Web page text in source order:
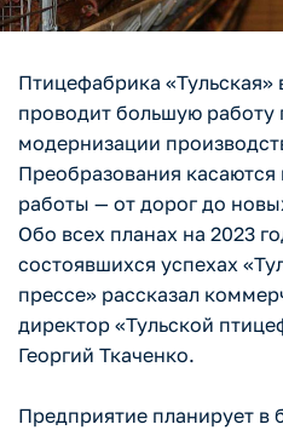
Птицефабрика «Тульская»
проводит большую работу
модернизации
Преобразования
работы — от дорог до
Обо всех планах на 2023
состоявшихся успехах
прессе» рассказал
директор «Тульской
Георгий Ткаченко.
Предприятие планирует